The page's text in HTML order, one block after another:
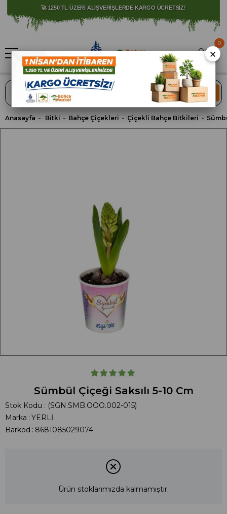
🚀 1250 TL ÜZERİ ALIŞVERİŞLERDE KARGO ÜCRETSİZ!
ARA
0
Anasayfa Bitki Bahçe Çiçekleri Çiçekli Bahçe Bitkileri
Sümbül Çiçeği Saksılı 5-10 Cm
Stok Kodu
(SGN.SMB.OOO.002-015)
Marka : YERLİ
Barkod : 8681085029074
Ürün stoklarımızda kalmamıştır.
×